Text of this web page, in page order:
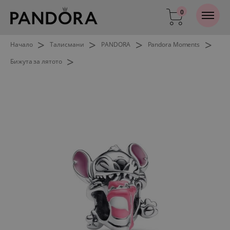
0
Начало > Талисмани > PANDORA > Pandora Moments >
Бижута за лятото >